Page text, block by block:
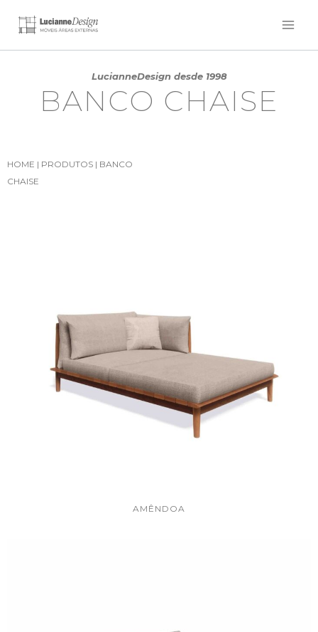
LucianneDesign desde 1998
BANCO CHAISE
HOME | PRODUTOS | BANCO
CHAISE
AMÊNDOA